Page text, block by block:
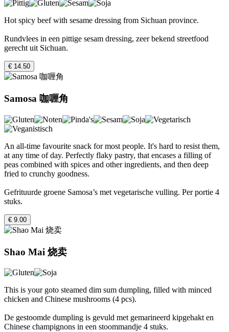
Hot spicy beef with sesame dressing from Sichuan province.
Rundvlees in een pittige sesam dressing, zeer bekend streetfood
gerecht uit Sichuan.
€ 14.50
Samosa 咖喱角
An all-time favourite snack for most people. It's hard to resist them,
at any time of day. Perfectly flaky pastry, that encases a filling of
peas combined with spices and other ingredients, and then deep
fried to crunchy goodness.
Gefrituurde groene Samosa’s met vegetarische vulling. Per portie 4
stuks.
€ 9.00
Shao Mai 烧卖
This is your goto steamed dim sum dumpling, filled with minced
chicken and Chinese mushrooms (4 pcs).
De gestoomde dumpling is gevuld met gemarineerd kipgehakt en
Chinese champignons in een stoommandje 4 stuks.